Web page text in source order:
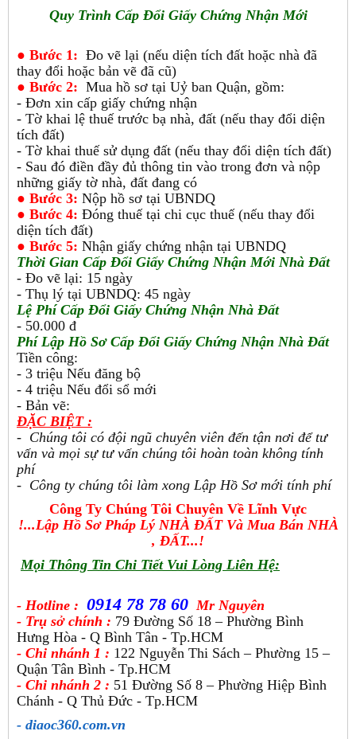
Quy Trình Cấp Đổi Giấy Chứng Nhận Mới
● Bước 1: Đo vẽ lại (nếu diện tích đất hoặc nhà đã
thay đổi hoặc bản vẽ đã cũ)
● Bước 2: Mua hồ sơ tại Uỷ ban Quận, gồm:
- Đơn xin cấp giấy chứng nhận
- Tờ khai lệ thuế trước bạ nhà, đất (nếu thay đổi diện
tích đất)
- Tờ khai thuế sử dụng đất (nếu thay đổi diện tích đất)
- Sau đó điền đầy đủ thông tin vào trong đơn và nộp
những giấy tờ nhà, đất đang có
● Bước 3: Nộp hồ sơ tại UBNDQ
● Bước 4: Đóng thuế tại chi cục thuế (nếu thay đổi
diện tích đất)
● Bước 5: Nhận giấy chứng nhận tại UBNDQ
Thời Gian Cấp Đổi Giấy Chứng Nhận Mới Nhà Đất
- Đo vẽ lại: 15 ngày
- Thụ lý tại UBNDQ: 45 ngày
Lệ Phí Cấp Đổi Giấy Chứng Nhận Nhà Đất
- 50.000 đ
Phí Lập Hồ Sơ Cấp Đổi Giấy Chứng Nhận Nhà Đất
Tiền công:
- 3 triệu Nếu đăng bộ
- 4 triệu Nếu đổi sổ mới
- Bản vẽ:
ĐẶC BIỆT :
- Chúng tôi có đội ngũ chuyên viên đến tận nơi để tư
vấn và mọi sự tư vấn chúng tôi hoàn toàn không tính
phí
- Công ty chúng tôi làm xong Lập Hồ Sơ mới tính phí
Công Ty Chúng Tôi Chuyên Về Lĩnh Vực
!...Lập Hồ Sơ Pháp Lý NHÀ ĐẤT Và Mua Bán NHÀ
, ĐẤT...!
Mọi Thông Tin Chi Tiết Vui Lòng Liên Hệ:
- Hotline : 0914 78 78 60 Mr Nguyên
- Trụ sở chính : 79 Đường Số 18 – Phường Bình
Hưng Hòa - Q Bình Tân - Tp.HCM
- Chi nhánh 1 : 122 Nguyễn Thi Sách – Phường 15 –
Quận Tân Bình - Tp.HCM
- Chi nhánh 2 : 51 Đường Số 8 – Phường Hiệp Bình
Chánh - Q Thủ Đức - Tp.HCM
- diaoc360.com.vn